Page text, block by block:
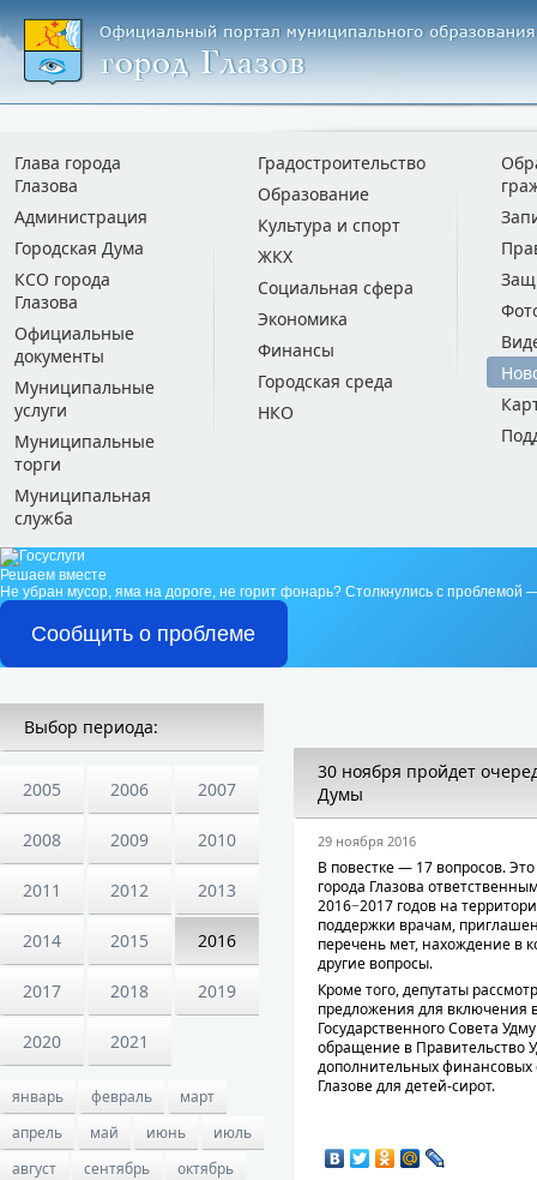
Глава города
Глазова
Администрация
Городская Дума
КСО города
Глазова
Официальные
документы
Муниципальные
услуги
Муниципальные
торги
Муниципальная
служба
Градостроительство
Образование
Культура и спорт
ЖКХ
Социальная сфера
Экономика
Финансы
Городская среда
НКО
Решаем вместе
Не убран мусор, яма на дороге, не горит фонарь? Столкнулись с проблемой
Сообщить о проблеме
Выбор периода:
2005 2006 2007
2008 2009 2010
2011 2012 2013
2014 2015 2016
2017 2018 2019
2020 2021
январь февраль
март
апрель
май июнь
июль
август
сентябрь
октябрь
30 ноября пройдет
Думы
29 ноября 2016
В повестке — 17 вопросов.
города Глазова
2016−2017 годов на
поддержки врачам,
перечень мет, нахождение в
другие вопросы.
Кроме того, депутаты
предложения для включения
Государственного Совета
обращение в Правительство
дополнительных финансовых
Глазове для детей-сирот.